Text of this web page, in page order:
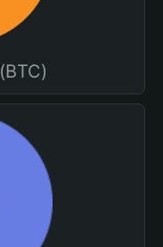
محفظة بيتكوين (BTC)